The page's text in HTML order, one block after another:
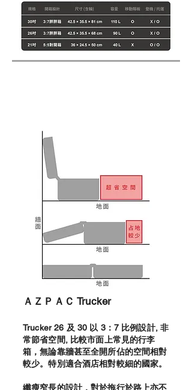
ＡＺＰＡＣ Trucker
Trucker 26 及 30 以 3：7 比例設計, 非
常節省空間, 比較市面上常見的行李
箱，無論靠牆甚至全開所佔的空間相對
較少。特別適合酒店相對較細的國家。
纖瘦窄長的設計，對於拖行於路上亦不